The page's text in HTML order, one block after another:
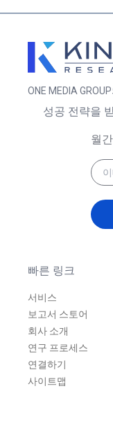
ONE MEDIA
빠른 링크
서비스
보고서 스토어
회사 소개
연구 프로세스
연결하기
사이트맵
성공 전략을
월